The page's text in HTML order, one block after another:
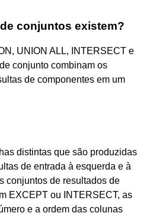
conjuntos existem?
UNION ALL, INTERSECT e
conjunto combinam os
de componentes em um
distintas que são produzidas
de entrada à esquerda e à
conjuntos de resultados de
EXCEPT ou INTERSECT, as
e a ordem das colunas